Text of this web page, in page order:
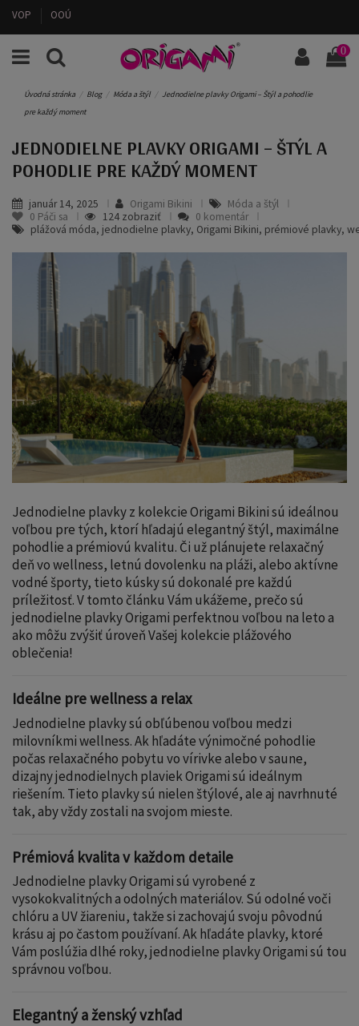
VOP OOÚ
0
Úvodná stránka Blog Móda a štýl
Jednodielne plavky Origami – Štýl a pohodlie
pre každý moment
JEDNODIELNE PLAVKY ORIGAMI – ŠTÝL A
POHODLIE PRE KAŽDÝ MOMENT
január 14, 2025 Origami Bikini
Móda a štýl
0 Páči sa 124 zobraziť
0 komentár
plážová móda, jednodielne plavky, Origami Bikini, prémiové plavky,
Jednodielne plavky z kolekcie Origami Bikini sú ideálnou
voľbou pre tých, ktorí hľadajú elegantný štýl, maximálne
pohodlie a prémiovú kvalitu. Či už plánujete relaxačný
deň vo wellness, letnú dovolenku na pláži, alebo aktívne
vodné športy, tieto kúsky sú dokonalé pre každú
príležitosť. V tomto článku Vám ukážeme, prečo sú
jednodielne plavky Origami perfektnou voľbou na leto a
ako môžu zvýšiť úroveň Vašej kolekcie plážového
oblečenia!
Ideálne pre wellness a relax
Jednodielne plavky sú obľúbenou voľbou medzi
milovníkmi wellness. Ak hľadáte výnimočné pohodlie
počas relaxačného pobytu vo vírivke alebo v saune,
dizajny jednodielnych plaviek Origami sú ideálnym
riešením. Tieto plavky sú nielen štýlové, ale aj navrhnuté
tak, aby vždy zostali na svojom mieste.
Prémiová kvalita v každom detaile
Jednodielne plavky Origami sú vyrobené z
vysokokvalitných a odolných materiálov. Sú odolné voči
chlóru a UV žiareniu, takže si zachovajú svoju pôvodnú
krásu aj po častom používaní. Ak hľadáte plavky, ktoré
Vám poslúžia dlhé roky, jednodielne plavky Origami sú tou
správnou voľbou.
Elegantný a ženský vzhľad